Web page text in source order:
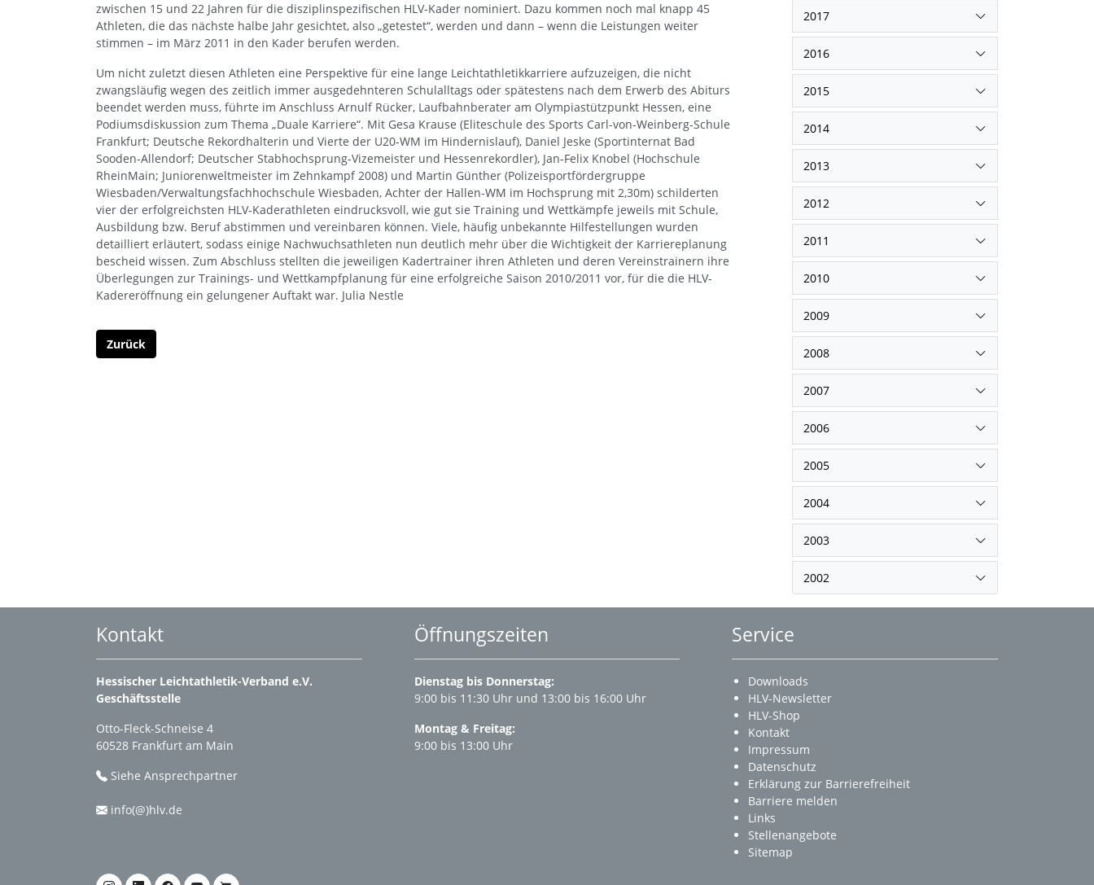
zwischen 15 und 22 Jahren für die disziplinspezifischen HLV-Kader nominiert. Dazu kommen noch mal knapp 45
Athleten, die das nächste halbe Jahr gesichtet, also „getestet“, werden und dann – wenn die Leistungen weiter
stimmen – im März 2011 in den Kader berufen werden.
Um nicht zuletzt diesen Athleten eine Perspektive für eine lange Leichtathletikkarriere aufzuzeigen, die nicht
zwangsläufig wegen des zeitlich immer ausgedehnteren Schulalltags oder spätestens nach dem Erwerb des Abiturs
beendet werden muss, führte im Anschluss Arnulf Rücker, Laufbahnberater am Olympiastützpunkt Hessen, eine
Podiumsdiskussion zum Thema „Duale Karriere“. Mit Gesa Krause (Eliteschule des Sports Carl-von-Weinberg-Schule
Frankfurt; Deutsche Rekordhalterin und Vierte der U20-WM im Hindernislauf), Daniel Jeske (Sportinternat Bad
Sooden-Allendorf; Deutscher Stabhochsprung-Vizemeister und Hessenrekordler), Jan-Felix Knobel (Hochschule
RheinMain; Juniorenweltmeister im Zehnkampf 2008) und Martin Günther (Polizeisportfördergruppe
Wiesbaden/Verwaltungsfachhochschule Wiesbaden, Achter der Hallen-WM im Hochsprung mit 2,30m) schilderten
vier der erfolgreichsten HLV-Kaderathleten eindrucksvoll, wie gut sie Training und Wettkämpfe jeweils mit Schule,
Ausbildung bzw. Beruf abstimmen und vereinbaren können. Viele, häufig unbekannte Hilfestellungen wurden
detailliert erläutert, sodass einige Nachwuchsathleten nun deutlich mehr über die Wichtigkeit der Karriereplanung
bescheid wissen. Zum Abschluss stellten die jeweiligen Kadertrainer ihren Athleten und deren Vereinstrainern ihre
Überlegungen zur Trainings- und Wettkampfplanung für eine erfolgreiche Saison 2010/2011 vor, für die die HLV-
Kadereröffnung ein gelungener Auftakt war. Julia Nestle
Zurück
2017
2016
2015
2014
2013
2012
2011
2010
2009
2008
2007
2006
2005
2004
2003
2002
Kontakt
Hessischer Leichtathletik-Verband e.V.
Geschäftsstelle
Otto-Fleck-Schneise 4
60528 Frankfurt am Main
Siehe Ansprechpartner
info(@)hlv.de
Öffnungszeiten
Dienstag bis Donnerstag:
9:00 bis 11:30 Uhr und 13:00 bis 16:00 Uhr
Montag & Freitag:
9:00 bis 13:00 Uhr
Service
Downloads
HLV-Newsletter
HLV-Shop
Kontakt
Impressum
Datenschutz
Erklärung zur Barrierefreiheit
Barriere melden
Links
Stellenangebote
Sitemap